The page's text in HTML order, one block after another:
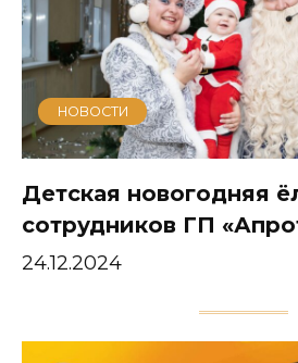
НОВОСТИ
Детская новогодняя
сотрудников ГП
24.12.2024